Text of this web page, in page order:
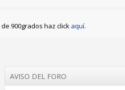
de 900grados haz click aquí.
AVISO DEL FORO